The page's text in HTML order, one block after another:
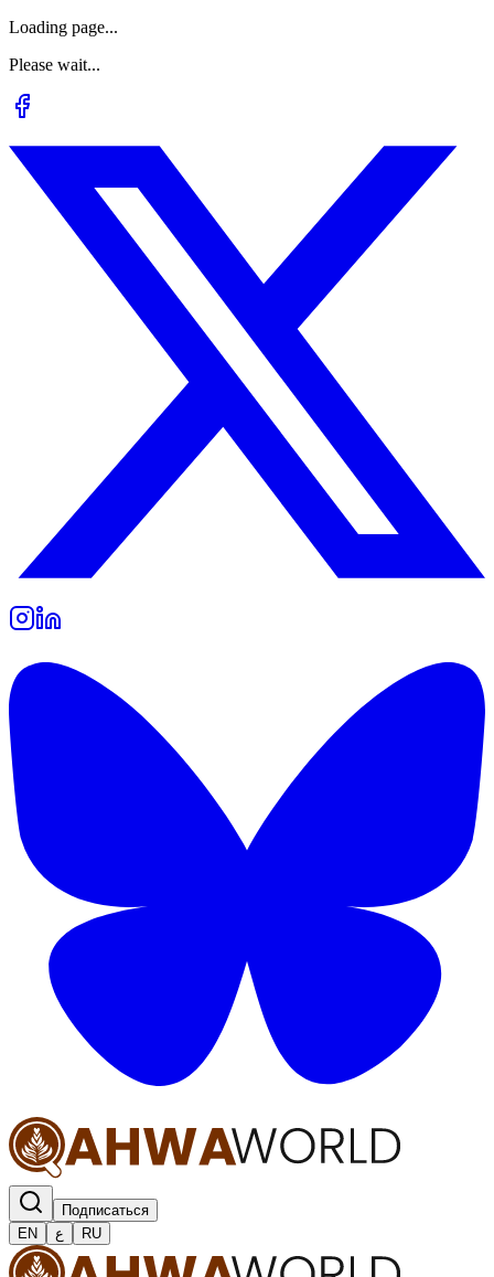
Loading page...
Please wait...
Подписаться
EN
ع RU